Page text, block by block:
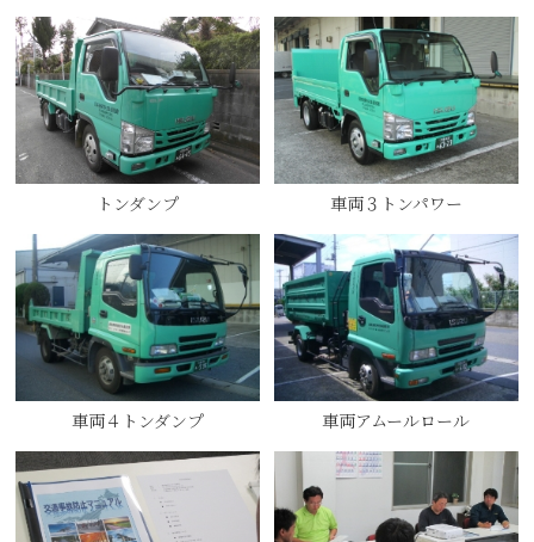
トンダンプ 車両３トンパワー
車両４トンダンプ 車両アムールロール